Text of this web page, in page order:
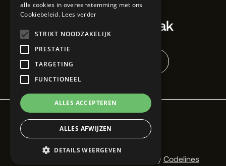
Maak een afspraak
© 2026 Wilfred Works
Developed by Codelines
alle cookies in overeenstemming met ons
Cookiebeleid. Lees verder
STRIKT NOODZAKELIJK
PRESTATIE
TARGETING
FUNCTIONEEL
ALLES ACCEPTEREN
ALLES AFWIJZEN
DETAILS WEERGEVEN